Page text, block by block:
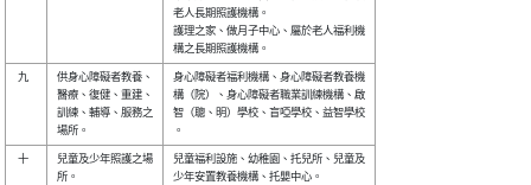
老人長期照護機構。
護理之家、做月子中心、屬於老人福利機
供身心障礙者教養、
醫療、復健、重建、
訓練、輔導、服務之
身心障礙者福利機構、身心障礙者教養機
構（院）、身心障礙者職業訓練機構、啟
智（聰、明）學校、盲啞學校、益智學校
兒童及少年照護之場
兒童福利設施、幼稚園、托兒所、兒童及